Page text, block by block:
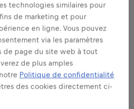
DE
PRODUIT DANS TA
DE
SUR TON
technologies similaires pour
de marketing et pour
en ligne. Vous pouvez
via les paramètres
de page du site web à tout
de plus amples
Politique de confidentialité
des cookies directement ci-